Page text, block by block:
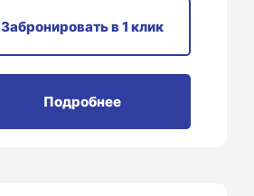
Забронироватьв 1 клик
Подробнее